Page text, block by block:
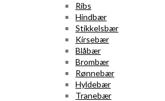
Ribs
Hindbær
Stikkelsbær
Kirsebær
Blåbær
Brombær
Rønnebær
Hyldebær
Tranebær